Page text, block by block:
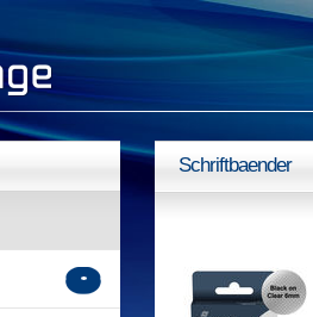
Schriftbaender